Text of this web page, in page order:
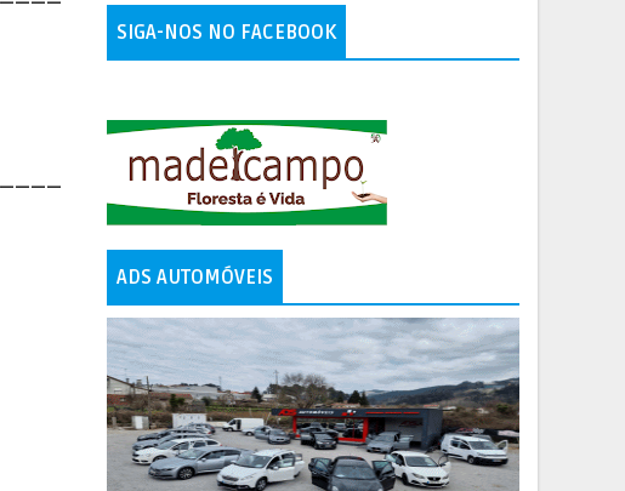
SIGA-NOS NO FACEBOOK
ADS AUTOMÓVEIS